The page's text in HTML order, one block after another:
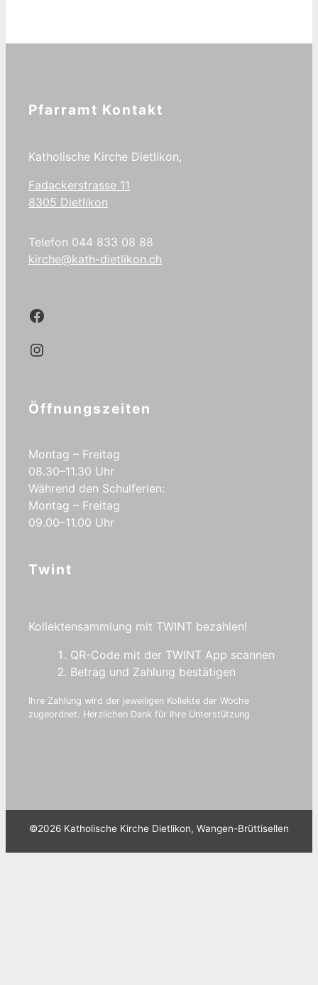
Pfarramt Kontakt
Katholische Kirche Dietlikon,
Fadackerstrasse 11
8305 Dietlikon
Telefon 044 833 08 88
kirche@kath-dietlikon.ch
Kath.Dietlikon Facebook
Kath.Dietlikon Instagram
Öffnungszeiten
Montag – Freitag
08.30–11.30 Uhr
Während den Schulferien:
Montag – Freitag
09.00–11.00 Uhr
Twint
Kollektensammlung mit TWINT bezahlen!
QR-Code mit der TWINT App scannen
Betrag und Zahlung bestätigen
Ihre Zahlung wird der jeweiligen Kollekte der Woche
zugeordnet. Herzlichen Dank für Ihre Unterstützung
©2026 Katholische Kirche Dietlikon, Wangen-Brüttisellen